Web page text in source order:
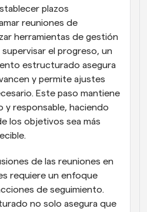
plazos
reuniones de
herramientas de gestión
el progreso, un
estructurado asegura
y permite ajustes
Este paso mantiene
y responsable, haciendo
los objetivos sea más
de las reuniones en
requiere un enfoque
de seguimiento.
no solo asegura que